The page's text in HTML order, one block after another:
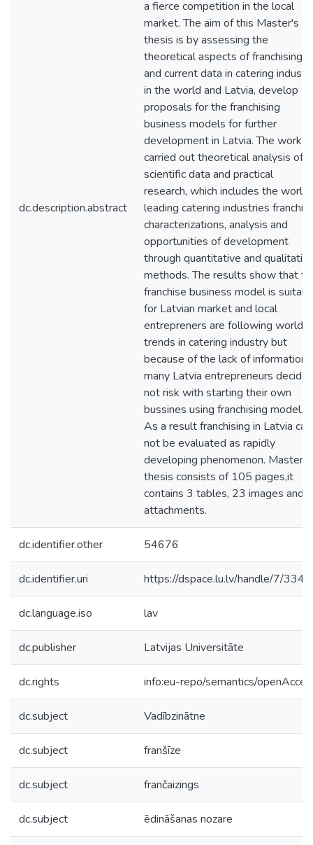
dc.description.abstract
a fierce competition in the local
market. The aim of this Master's
thesis is by assessing the
theoretical aspects of franchising
and current data in catering
in the world and Latvia, develop
proposals for the franchising
business models for further
development in Latvia. The work
carried out theoretical analysis of
scientific data and practical
research, which includes the
leading catering industries
characterizations, analysis and
opportunities of development
through quantitative and
methods. The results show that
franchise business model is
for Latvian market and local
entrepreners are following world’s
trends in catering industry but
because of the lack of information
many Latvia entrepreneurs decide
not risk with starting their own
bussines using franchising model.
As a result franchising in Latvia can
not be evaluated as rapidly
developing phenomenon. Master's
thesis consists of 105 pages,it
contains 3 tables, 23 images and 6
attachments.
dc.identifier.other 54676
dc.identifier.uri https://dspace.lu.lv/handle/7/
dc.language.iso lav
dc.publisher Latvijas Universitāte
dc.rights info:eu-repo/semantics/
dc.subject Vadībzinātne
dc.subject franšīze
dc.subject frančaizings
dc.subject ēdināšanas nozare